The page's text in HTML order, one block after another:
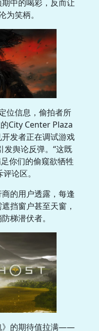
中的喝彩，反而让
笑柄。
位信息，偷拍者所
City Center Plaza
发者正在调试游戏
发舆论反弹。“这既
你们的偷窥欲牺牲
论区。
的用户透露，每逢
挡窗户甚至天窗，
梯潜伏者。
》的期待值拉满——